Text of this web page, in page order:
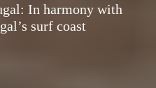
In harmony with
surf coast